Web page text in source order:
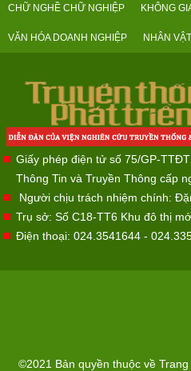
CHỮ NGHỀ CHỮ NGHIỆP KHÔNG
VĂN HÓA DOANH NGHIỆP NHÂN
Giấy phép điện tử số 75/GP-
Thông Tin và Truyền Thông cấp
Người chịu trách nhiệm chính:
Trụ sở: Số C18-TT6 Khu đô thị
Điện thoại: 024.3541644 -
©2021 Bản quyền thuộc về